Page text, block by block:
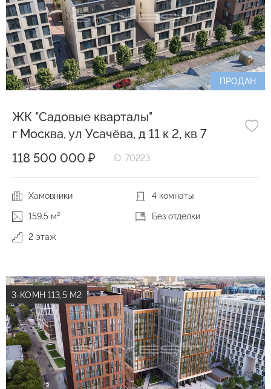
ПРОДАН
ЖК "Садовые кварталы"
г Москва, ул Усачёва, д 11 к 2, кв 7
118 500 000 ₽
ID: 70223
Хамовники 4 комнаты
159.5 м² Без отделки
2 этаж
3-КОМН 113,5 М2